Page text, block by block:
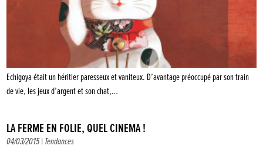
Echigoya était un héritier paresseux et vaniteux. D’avantage préoccupé par son train
de vie, les jeux d’argent et son chat,…
LA FERME EN FOLIE, QUEL CINÉMA !
04/03/2015 |Tendances